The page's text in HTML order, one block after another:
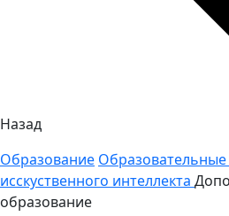
Назад
Образование
исскуственного интеллекта
образование